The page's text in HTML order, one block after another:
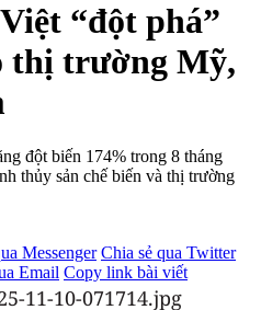
“đột phá”
thị trường Mỹ,
đột biến 174% trong 8 tháng
thủy sản chế biến và thị trường
Messenger Chia sẻ qua Twitter
Email Copy link bài viết